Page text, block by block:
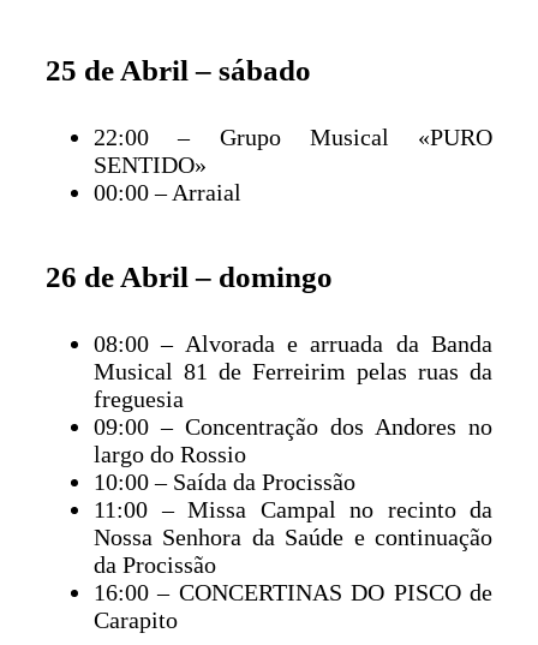
25 de Abril – sábado
22:00 – Grupo Musical «PURO
SENTIDO»
00:00 – Arraial
26 de Abril – domingo
08:00 – Alvorada e arruada da Banda
Musical 81 de Ferreirim pelas ruas da
freguesia
09:00 – Concentração dos Andores no
largo do Rossio
10:00 – Saída da Procissão
11:00 – Missa Campal no recinto da
Nossa Senhora da Saúde e continuação
da Procissão
16:00 – CONCERTINAS DO PISCO de
Carapito